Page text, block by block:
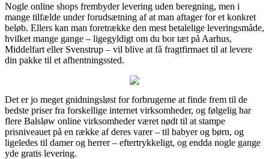
Nogle online shops frembyder levering uden beregning, men i
mange tilfælde under forudsætning af at man aftager for et konkret
beløb. Ellers kan man foretrække den mest betalelige leveringsmåde,
hvilket mange gange – ligegyldigt om du bor tæt på Aarhus,
Middelfart eller Svenstrup – vil blive at få fragtfirmaet til at levere
din pakke til et afhentningssted.
Det er jo meget gnidningsløst for forbrugerne at finde frem til de
bedste priser fra forskellige internet virksomheder, og følgelig har
flere Balsløw online virksomheder været nødt til at stampe
prisniveauet på en række af deres varer – til babyer og børn, og
ligeledes til damer og herrer – eftertrykkeligt, og endda nogle gange
yde gratis levering.